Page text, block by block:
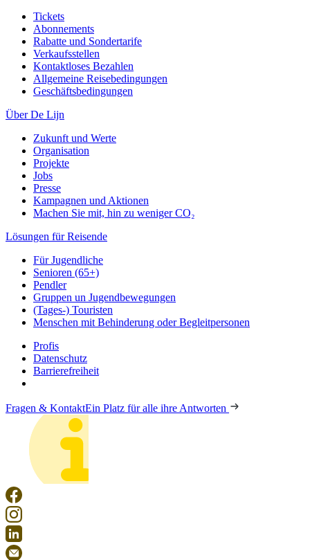
Tickets
Abonnements
Rabatte und Sondertarife
Verkaufsstellen
Kontaktloses Bezahlen
Allgemeine Reisebedingungen
Geschäftsbedingungen
Über De Lijn
Zukunft und Werte
Organisation
Projekte
Jobs
Presse
Kampagnen und Aktionen
Machen Sie mit, hin zu weniger CO₂
Lösungen für Reisende
Für Jugendliche
Senioren (65+)
Pendler
Gruppen un Jugendbewegungen
(Tages-) Touristen
Menschen mit Behinderung oder Begleitpersonen
Profis
Datenschutz
Barrierefreiheit
Fragen & KontaktEin Platz für alle ihre Antworten